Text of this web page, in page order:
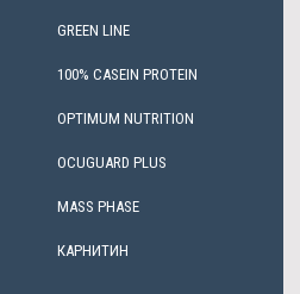
GREEN LINE
100% CASEIN PROTEIN
OPTIMUM NUTRITION
OCUGUARD PLUS
MASS PHASE
КАРНИТИН